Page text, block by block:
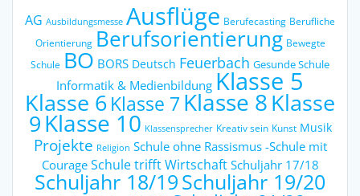
AG Ausbildungsmesse Ausflüge Berufecasting Berufliche
Orientierung Berufsorientierung Bewegte
Schule BO BORS Deutsch Feuerbach Gesunde Schule
Informatik & Medienbildung Klasse 5
Klasse 6Klasse 7 Klasse 8Klasse
9Klasse 10 Klassensprecher Kreativ sein Kunst Musik
Projekte Religion Schule ohne Rassismus -Schule mit
Courage Schule trifft Wirtschaft Schuljahr 17/18
Schuljahr 18/19Schuljahr 19/20